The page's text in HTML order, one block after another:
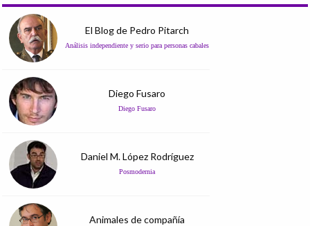
El Blog de Pedro Pitarch
Análisis independiente y serio para personas cabales
Diego Fusaro
Diego Fusaro
Daniel M. López Rodríguez
Posmodernia
Animales de compañía